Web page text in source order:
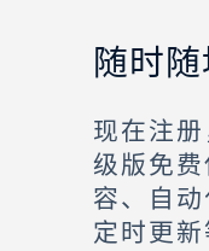
随时
现在注
级版免
容、自
定时更